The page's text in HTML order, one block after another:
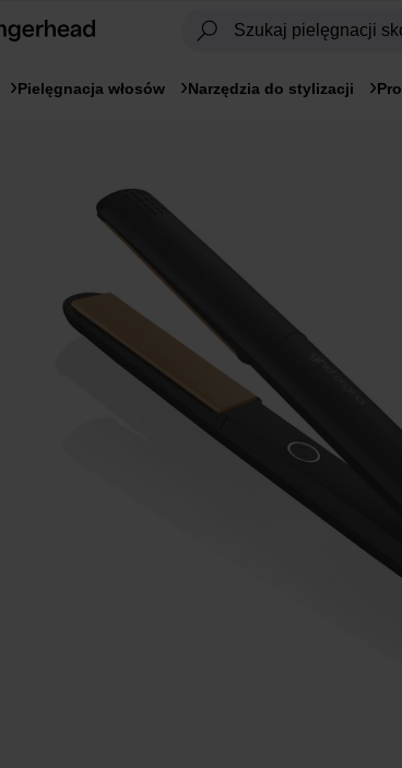
Pielęgnacja włosów Narzędzia do stylizacji